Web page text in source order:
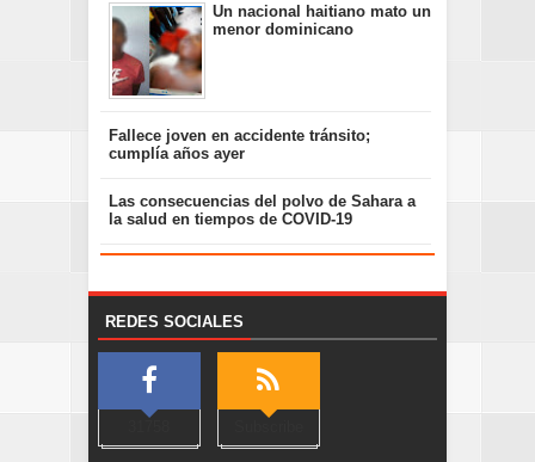
Un nacional haitiano mato un
menor dominicano
Fallece joven en accidente tránsito;
cumplía años ayer
Las consecuencias del polvo de Sahara a
la salud en tiempos de COVID-19
REDES SOCIALES